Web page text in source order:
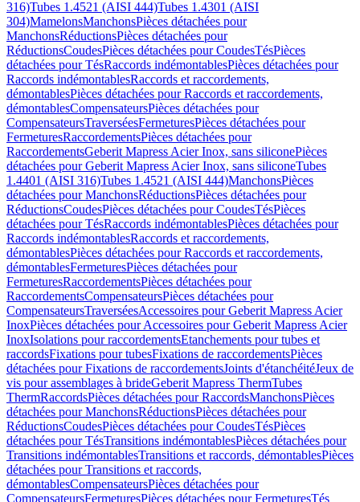
316)Tubes 1.4521 (AISI 444)Tubes 1.4301 (AISI
304)MamelonsManchonsPièces détachées pour
ManchonsRéductionsPièces détachées pour
RéductionsCoudesPièces détachées pour CoudesTésPièces
détachées pour TésRaccords indémontablesPièces détachées pour
Raccords indémontablesRaccords et raccordements,
démontablesPièces détachées pour Raccords et raccordements,
démontablesCompensateursPièces détachées pour
CompensateursTraverséesFermeturesPièces détachées pour
FermeturesRaccordementsPièces détachées pour
RaccordementsGeberit Mapress Acier Inox, sans siliconePièces
détachées pour Geberit Mapress Acier Inox, sans siliconeTubes
1.4401 (AISI 316)Tubes 1.4521 (AISI 444)ManchonsPièces
détachées pour ManchonsRéductionsPièces détachées pour
RéductionsCoudesPièces détachées pour CoudesTésPièces
détachées pour TésRaccords indémontablesPièces détachées pour
Raccords indémontablesRaccords et raccordements,
démontablesPièces détachées pour Raccords et raccordements,
démontablesFermeturesPièces détachées pour
FermeturesRaccordementsPièces détachées pour
RaccordementsCompensateursPièces détachées pour
CompensateursTraverséesAccessoires pour Geberit Mapress Acier
InoxPièces détachées pour Accessoires pour Geberit Mapress Acier
InoxIsolations pour raccordementsEtanchements pour tubes et
raccordsFixations pour tubesFixations de raccordementsPièces
détachées pour Fixations de raccordementsJoints d'étanchéitéJeux de
vis pour assemblages à brideGeberit Mapress ThermTubes
ThermRaccordsPièces détachées pour RaccordsManchonsPièces
détachées pour ManchonsRéductionsPièces détachées pour
RéductionsCoudesPièces détachées pour CoudesTésPièces
détachées pour TésTransitions indémontablesPièces détachées pour
Transitions indémontablesTransitions et raccords, démontablesPièces
détachées pour Transitions et raccords,
démontablesCompensateursPièces détachées pour
CompensateursFermeturesPièces détachées pour FermeturesTés